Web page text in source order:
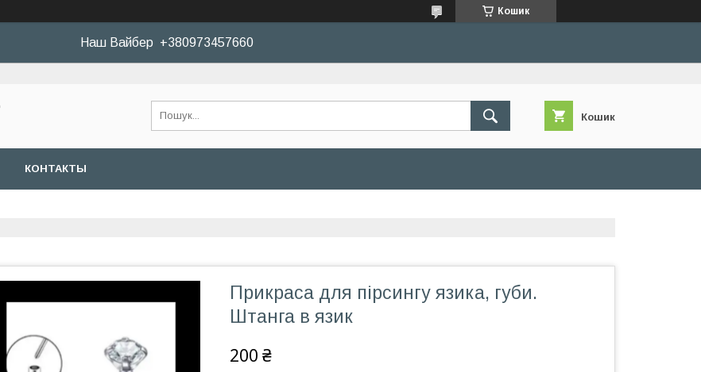
Кошик
Наш Вайбер +380973457660
Кошик
КОНТАКТЫ
Прикраса для пірсингу язика, губи.
Штанга в язик
200 ₴